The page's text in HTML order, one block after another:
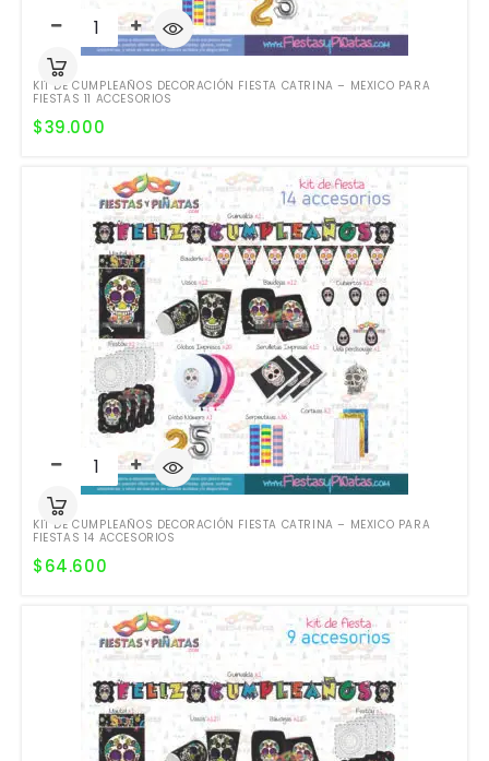
KIT DE CUMPLEAÑOS DECORACIÓN FIESTA CATRINA – MEXICO PARA
FIESTAS 11 ACCESORIOS
$39.000
KIT DE CUMPLEAÑOS DECORACIÓN FIESTA CATRINA – MEXICO PARA
FIESTAS 14 ACCESORIOS
$64.600